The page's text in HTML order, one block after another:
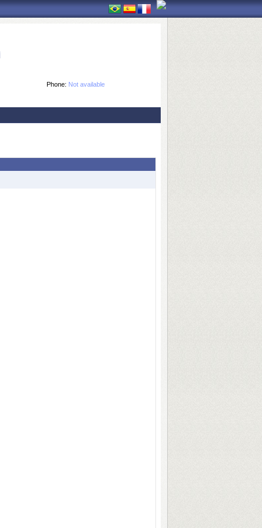
Phone: Not available